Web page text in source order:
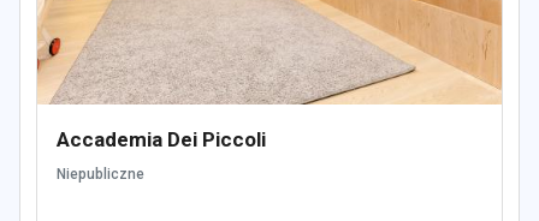
Accademia Dei Piccoli
Niepubliczne